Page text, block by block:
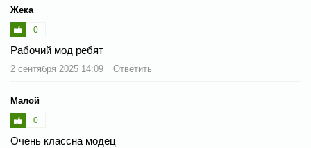
Жека
0
Рабочий мод ребят
2 сентября 2025 14:09 Ответить
Малой
0
Очень классна модец